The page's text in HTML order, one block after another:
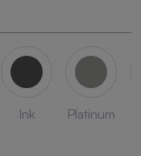
Ink Platinum